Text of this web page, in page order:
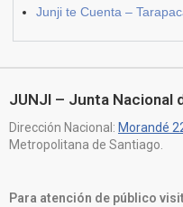
Junji te Cuenta –
JUNJI – Junta Nacional
Dirección Nacional: Morandé
Metropolitana de Santiago.
Para atención de público